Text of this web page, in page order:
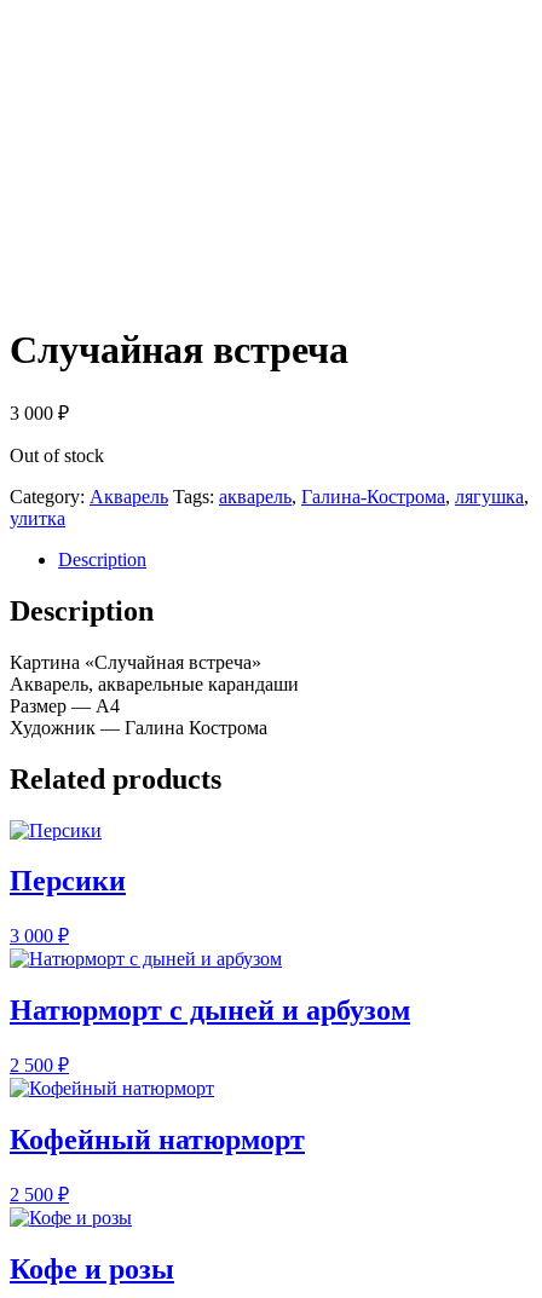
Случайная встреча
3 000 ₽
Out of stock
Category: Акварель Tags: акварель, Галина-Кострома, лягушка,
улитка
Description
Description
Картина «Случайная встреча»
Акварель, акварельные карандаши
Размер — А4
Художник — Галина Кострома
Related products
Персики
3 000 ₽
Натюрморт с дыней и арбузом
2 500 ₽
Кофейный натюрморт
2 500 ₽
Кофе и розы